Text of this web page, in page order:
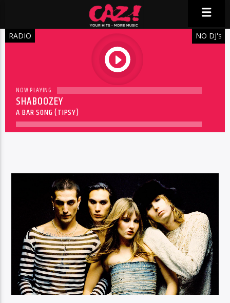
RADIO
play
NO DJ'S
NOW PLAYING
SHABOOZEY
A BAR SONG (TIPSY)